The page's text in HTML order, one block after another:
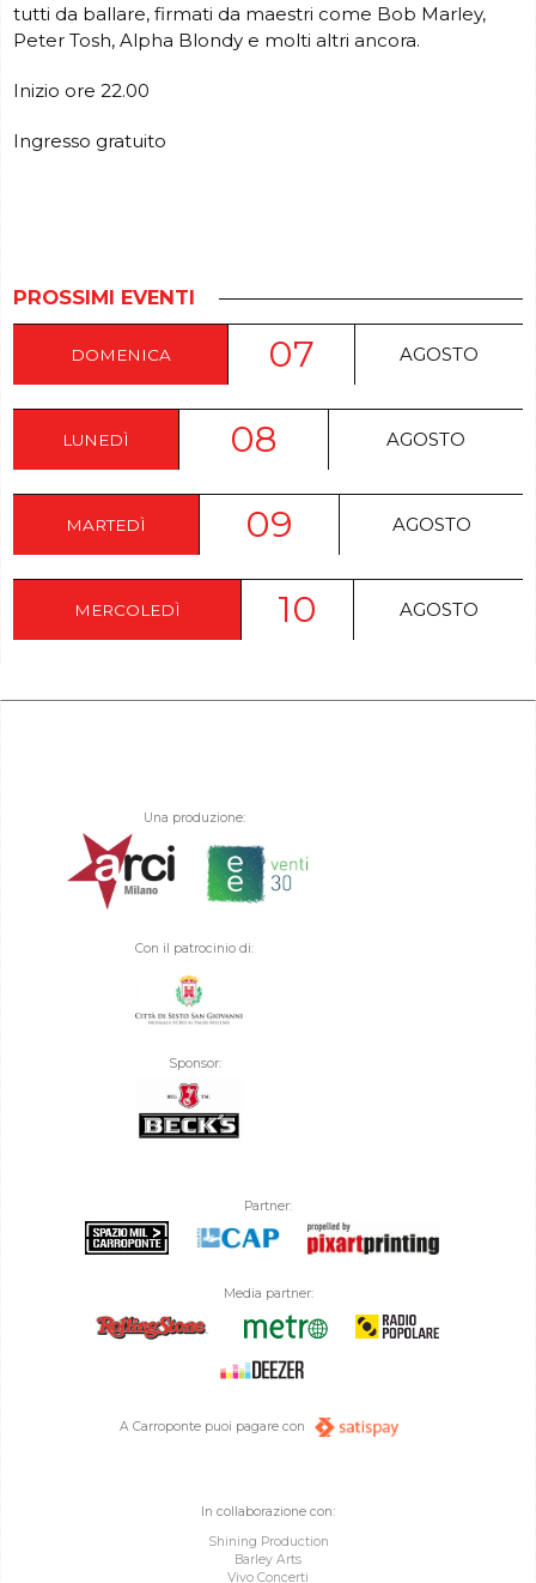
tutti da ballare, firmati da maestri come Bob Marley,
Peter Tosh, Alpha Blondy e molti altri ancora.
Inizio ore 22.00
Ingresso gratuito
PROSSIMI EVENTI
DOMENICA 07 AGOSTO
LUNEDÌ 08 AGOSTO
MARTEDÌ 09 AGOSTO
MERCOLEDÌ 10 AGOSTO
Una produzione:
Con il patrocinio di:
Sponsor:
Partner:
Media partner:
A Carroponte puoi pagare con
In collaborazione con:
Shining Production
Barley Arts
Vivo Concerti